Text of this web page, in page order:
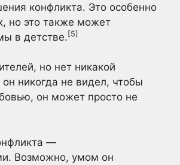
конфликта. Это особенно
но это также может
в детстве.[5]
но нет никакой
никогда не видел, чтобы
он может просто не
—
Возможно, умом он